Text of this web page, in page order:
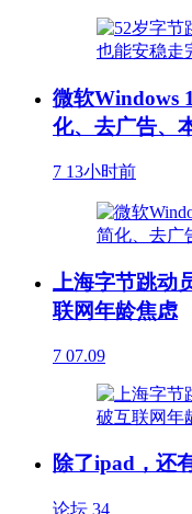
微软Windows
化、去广告、
7 13小时前
上海字节跳动
联网年龄焦虑
7 07.09
除了ipad，还
论坛 34